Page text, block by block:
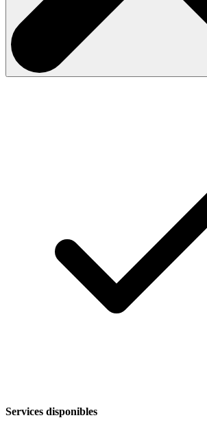
Services disponibles